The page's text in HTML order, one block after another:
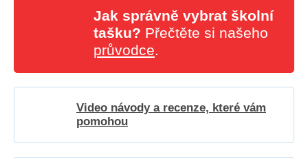
Jak správně vybrat školní
tašku? Přečtěte si našeho
průvodce.
Video návody a recenze, které vám
pomohou